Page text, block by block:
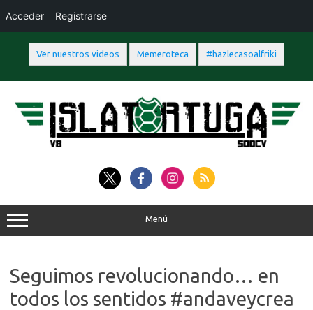
Ver nuestros videos Memeroteca #hazlecasoalfriki
contenido
Menú
Seguimos revolucionando… en
todos los sentidos #andaveycrea
Acceder Registrarse